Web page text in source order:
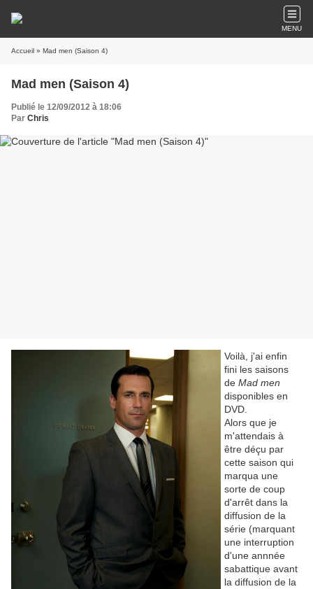
MENU
Accueil » Mad men (Saison 4)
Mad men (Saison 4)
Publié le 12/09/2012 à 18:06
Par Chris
Voilà, j'ai enfin
fini les saisons
de Mad men
disponibles en
DVD.
Alors que je
m'attendais à
être déçu par
cette saison qui
marqua une
sorte de coup
d'arrêt dans la
diffusion de la
série (marquant
une interruption
d'une annnée
sabattique avant
la diffusion de la